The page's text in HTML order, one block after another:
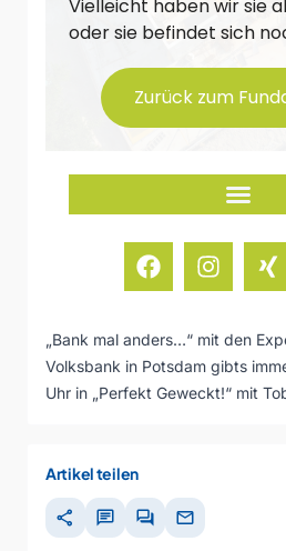
„Bank mal anders…“ mit den
Volksbank in Potsdam gibts
Uhr in „Perfekt Geweckt!“ mit
Artikel teilen
share chat forum mail